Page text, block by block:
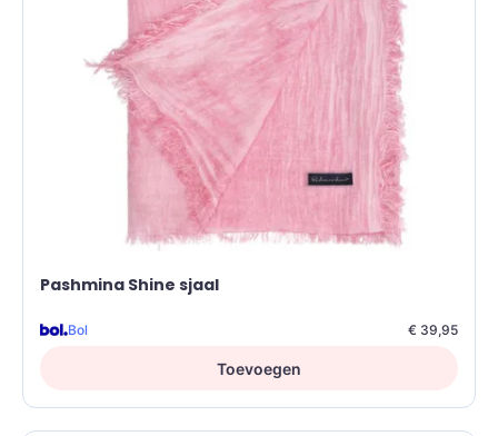
Pashmina Shine sjaal
Bol € 39,95
Toevoegen